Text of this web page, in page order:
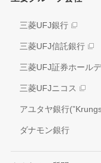
アナリスト情報
電子公告
情報開示方針
IRお問い合わせ窓口
社会
ガバナンス
外部評価
社会貢献活動
三菱UFJ銀行
三菱UFJ信託銀行
三菱UFJ証券ホール
三菱UFJニコス
アユタヤ銀行
ダナモン銀行